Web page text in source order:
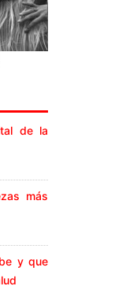
de la
más
y que